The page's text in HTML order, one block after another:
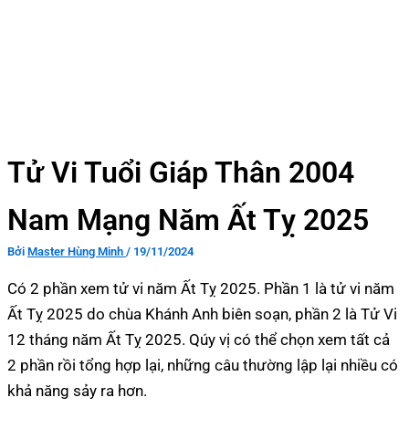
Tử Vi Tuổi Giáp Thân 2004
Nam Mạng Năm Ất Tỵ 2025
Bởi Master Hùng Minh / 19/11/2024
Có 2 phần xem tử vi năm Ất Tỵ 2025. Phần 1 là tử vi năm
Ất Tỵ 2025 do chùa Khánh Anh biên soạn, phần 2 là Tử Vi
12 tháng năm Ất Tỵ 2025. Qúy vị có thể chọn xem tất cả
2 phần rồi tổng hợp lại, những câu thường lập lại nhiều có
khả năng sảy ra hơn.